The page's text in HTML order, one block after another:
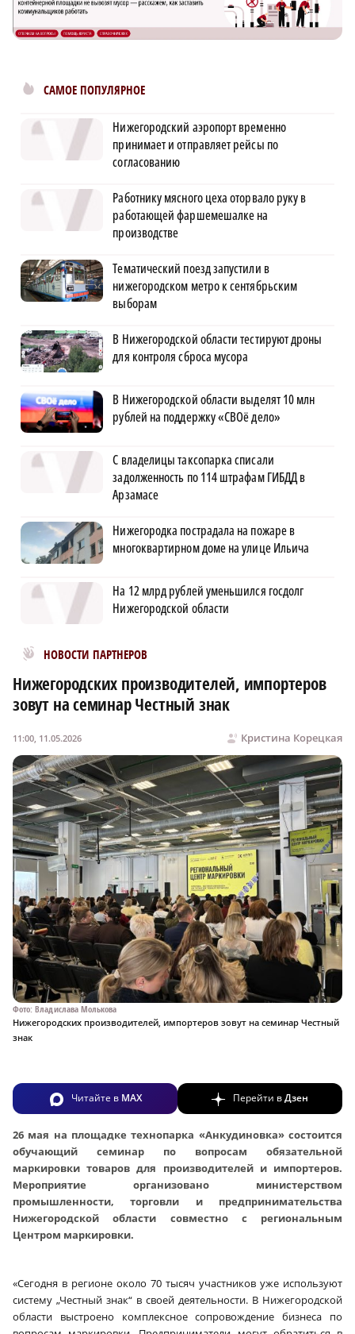
САМОЕ ПОПУЛЯРНОЕ
Нижегородский аэропорт временно
принимает и отправляет рейсы по
согласованию
Работнику мясного цеха оторвало руку в
работающей фаршемешалке на
производстве
Тематический поезд запустили в
нижегородском метро к сентябрьским
выборам
В Нижегородской области тестируют дроны
для контроля сброса мусора
В Нижегородской области выделят 10 млн
рублей на поддержку «СВОё дело»
С владелицы таксопарка списали
задолженность по 114 штрафам ГИБДД в
Арзамасе
Нижегородка пострадала на пожаре в
многоквартирном доме на улице Ильича
На 12 млрд рублей уменьшился госдолг
Нижегородской области
НОВОСТИ ПАРТНЕРОВ
Новости МирТесен
Нижегородских производителей, импортеров
зовут на семинар Честный знак
Кристина Корецкая
11:00, 11.05.2026
Фото: Владислава Молькова
Нижегородских производителей, импортеров зовут на семинар Честный
знак
Читайте в MAX Перейти вДзен
26 мая на площадке технопарка «Анкудиновка» состоится
обучающий семинар по вопросам обязательной
маркировки товаров для производителей и импортеров.
Мероприятие организовано министерством
промышленности, торговли и предпринимательства
Нижегородской области совместно с региональным
Центром маркировки.
«Сегодня в регионе около 70 тысяч участников уже используют
систему „Честный знак“ в своей деятельности. В Нижегородской
области выстроено комплексное сопровождение бизнеса по